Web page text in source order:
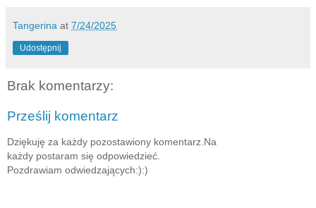
Tangerina at 7/24/2025
Udostępnij
Brak komentarzy:
Prześlij komentarz
Dziękuję za każdy pozostawiony komentarz.Na
każdy postaram się odpowiedzieć.
Pozdrawiam odwiedzających:):)